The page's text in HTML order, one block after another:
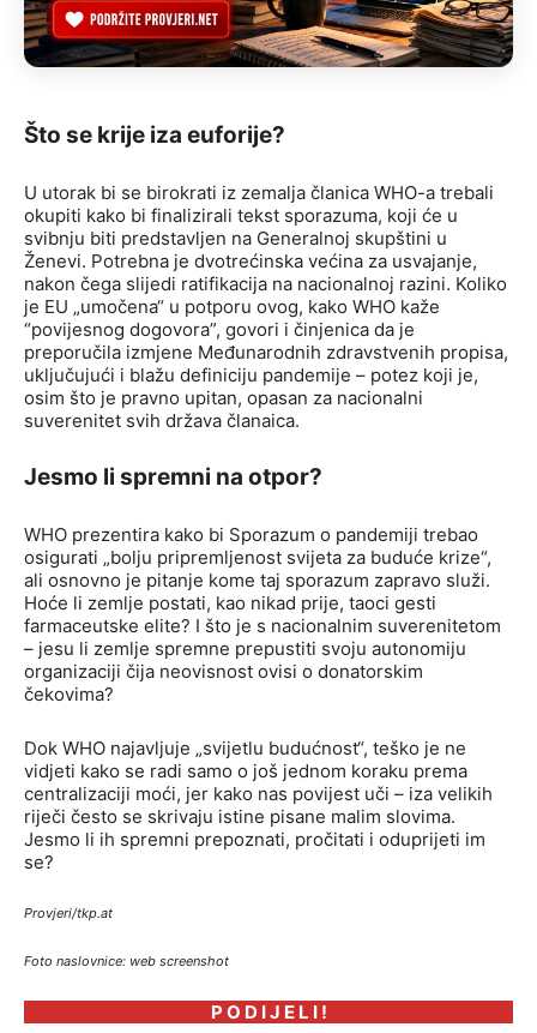
Što se krije iza euforije?
U utorak bi se birokrati iz zemalja članica WHO-a trebali
okupiti kako bi finalizirali tekst sporazuma, koji će u
svibnju biti predstavljen na Generalnoj skupštini u
Ženevi. Potrebna je dvotrećinska većina za usvajanje,
nakon čega slijedi ratifikacija na nacionalnoj razini. Koliko
je EU „umočena“ u potporu ovog, kako WHO kaže
“povijesnog dogovora”, govori i činjenica da je
preporučila izmjene Međunarodnih zdravstvenih propisa,
uključujući i blažu definiciju pandemije – potez koji je,
osim što je pravno upitan, opasan za nacionalni
suverenitet svih država članaica.
Jesmo li spremni na otpor?
WHO prezentira kako bi Sporazum o pandemiji trebao
osigurati „bolju pripremljenost svijeta za buduće krize“,
ali osnovno je pitanje kome taj sporazum zapravo služi.
Hoće li zemlje postati, kao nikad prije, taoci gesti
farmaceutske elite? I što je s nacionalnim suverenitetom
– jesu li zemlje spremne prepustiti svoju autonomiju
organizaciji čija neovisnost ovisi o donatorskim
čekovima?
Dok WHO najavljuje „svijetlu budućnost“, teško je ne
vidjeti kako se radi samo o još jednom koraku prema
centralizaciji moći, jer kako nas povijest uči – iza velikih
riječi često se skrivaju istine pisane malim slovima.
Jesmo li ih spremni prepoznati, pročitati i oduprijeti im
se?
Provjeri/tkp.at
Foto naslovnice: web screenshot
P O D I J E L I !